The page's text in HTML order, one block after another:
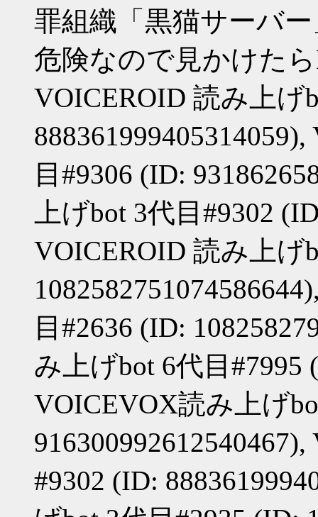
罪組織「黒猫サーバ
危険なので見かけた
VOICEROID 読み上げ
目#9306 (ID:
上げbot 3代目#9302
VOICEROID 読み上げ
目#2636 (ID:
み上げbot 6代目#7995
VOICEVOX読み上げ
#9302 (ID: